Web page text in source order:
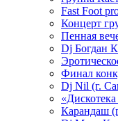
Fast Foot
Концерт
Пенная
Dj Богдан
Финал
Dj Nil (г.
Карандаш